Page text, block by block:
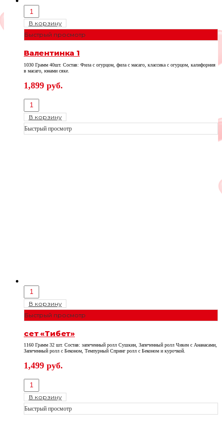
В корзину
Быстрый просмотр
Валентинка 1
1030 Грамм 40шт. Состав: Фила с огурцом, фила с масаго, классика с огурцом, калифорния
в масаго, юнами сяке.
1,899 руб.
В корзину
Быстрый просмотр
В корзину
Быстрый просмотр
сет «Тибет»
1160 Грамм 32 шт. Состав: запеченный ролл Сушкин, Запеченный ролл Чикен с Ананасами,
Запеченный ролл с Беконом, Темпурный Спринг ролл с Беконом и курочкой.
1,499 руб.
В корзину
Быстрый просмотр